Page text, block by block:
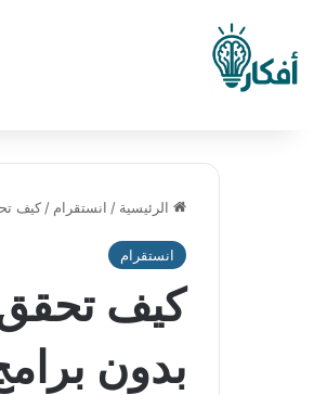
الرئيسية / انستقرام / كيف
انستقرام
كيف تحقق
بدون